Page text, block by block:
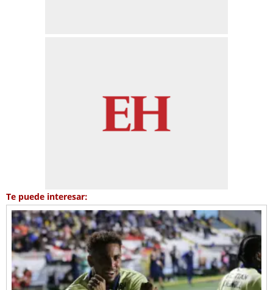
Te puede interesar: